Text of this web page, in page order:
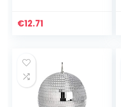
podiumverlichting
€12.71